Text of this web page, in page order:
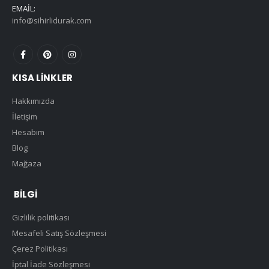
EMAIL:
info@sihirlidurak.com
KISA LINKLER
Hakkımızda
İletişim
Hesabım
Blog
Mağaza
BILGI
Gizlilik politikası
Mesafeli Satış Sözleşmesi
Çerez Politikası
İptal İade Sözleşmesi